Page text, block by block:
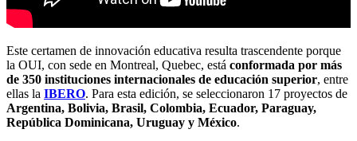
Este certamen de innovación educativa resulta trascendente porque
la OUI, con sede en Montreal, Quebec, está conformada por más
de 350 instituciones internacionales de educación superior, entre
ellas la IBERO. Para esta edición, se seleccionaron 17 proyectos de
Argentina, Bolivia, Brasil, Colombia, Ecuador, Paraguay,
República Dominicana, Uruguay y México.